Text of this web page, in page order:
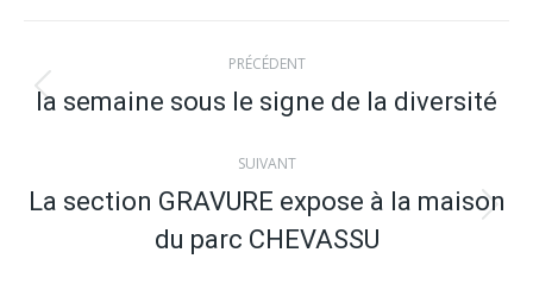
Navigation
article
PRÉCÉDENT
Article
:
la semaine sous le signe de la diversité
SUIVANT
Article
suivant
La section GRAVURE expose à la maison
du parc CHEVASSU